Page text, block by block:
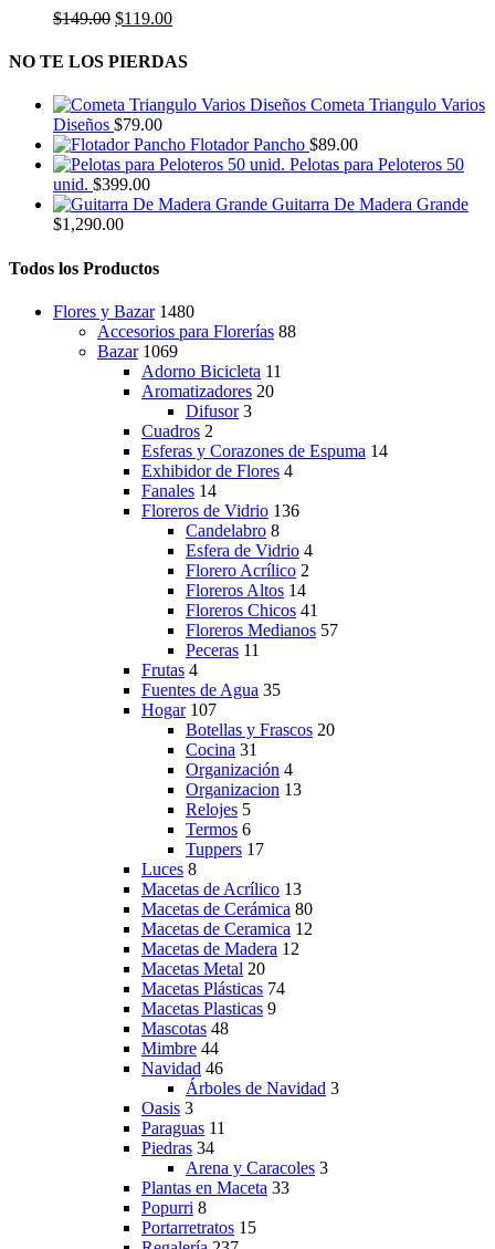
elegir
la
página
producto
$149.00 El
original
$149.00.
$119.00El
actual
$119.00.
NO TE LOS PIERDAS
Cometa Triangulo Varios
Diseños $79.00
Flotador Pancho $89.00
Pelotas para Peloteros 50
unid. $399.00
Guitarra De Madera Grande
$1,290.00
Todos los Productos
Flores y Bazar 1480
Accesorios para Florerías 88
Bazar 1069
Adorno Bicicleta 11
Aromatizadores 20
Difusor 3
Cuadros 2
Esferas y Corazones de Espuma 14
Exhibidor de Flores 4
Fanales 14
Floreros de Vidrio 136
Candelabro 8
Esfera de Vidrio 4
Florero Acrílico 2
Floreros Altos 14
Floreros Chicos 41
Floreros Medianos 57
Peceras 11
Frutas 4
Fuentes de Agua 35
Hogar 107
Botellas y Frascos 20
Cocina 31
Organización 4
Organizacion 13
Relojes 5
Termos 6
Tuppers 17
Luces 8
Macetas de Acrílico 13
Macetas de Cerámica 80
Macetas de Ceramica 12
Macetas de Madera 12
Macetas Metal 20
Macetas Plásticas 74
Macetas Plasticas 9
Mascotas 48
Mimbre 44
Navidad 46
Árboles de Navidad 3
Oasis 3
Paraguas 11
Piedras 34
Arena y Caracoles 3
Plantas en Maceta 33
Popurri 8
Portarretratos 15